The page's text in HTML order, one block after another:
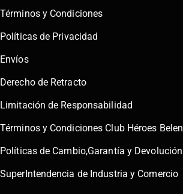
Términos y Condiciones
Políticas de Privacidad
Envíos
Derecho de Retracto
Limitación de Responsabilidad
Términos y Condiciones Club Héroes Belen
Políticas de Cambio,Garantía y Devolución
SuperIntendencia de Industria y Comercio